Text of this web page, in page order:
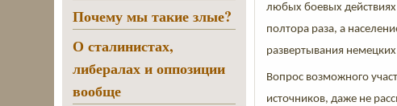
любых боевых
полтора раза, а
развертывания
Вопрос возможного
источников, даже не
Почему мы такие злые?
О сталинистах,
либералах и оппозиции
вообще